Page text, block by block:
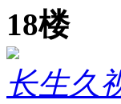
18楼
长生久